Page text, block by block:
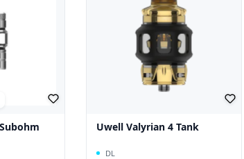
Uwell Valyrian 4 Tank
DL